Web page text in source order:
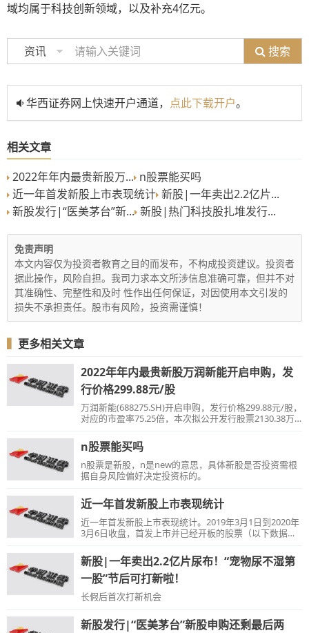
域均属于科技创新领域，以及补充4亿元。
资讯 搜索
华西证券网上快速开户通道， 点此下载开户。
相关文章
2022年年内最贵新股万... n股票能买吗
近一年首发新股上市表现统计 新股|一年卖出2.2亿片...
新股发行|“医美茅台”新... 新股|热门科技股扎堆发行...
免责声明
本文内容仅为投资者教育之目的而发布，不构成投资建议。投资者
据此操作，风险自担。我司力求本文所涉信息准确可靠，但并不对
其准确性、完整性和及时 性作出任何保证，对因使用本文引发的
损失不承担责任。股市有风险，投资需谨慎！
▍ 更多相关文章
2022年年内最贵新股万润新能开启申购，发
行价格299.88元/股
万润新能(688275.SH)开启申购，发行价格299.88元/股，
对应的市盈率75.25倍，本次拟公开发行股票2130.38万
n股票能买吗
n股票是新股，n是new的意思，具体新股是否投资需根
据自身风险偏好决定投资标的。
近一年首发新股上市表现统计
近一年首发新股上市表现统计。2019年3月1日到2020年
3月6日收盘，首发上市并已经开板的股票（以下数据统
为7.2天，上市后到开板日累计涨幅平均约为103.888%
（吉利！）
新股|一年卖出2.2亿片尿布！“宠物尿不湿第
一股”节后可打新啦！
长假后首次打新机会
新股发行|“医美茅台”新股申购还剩最后两